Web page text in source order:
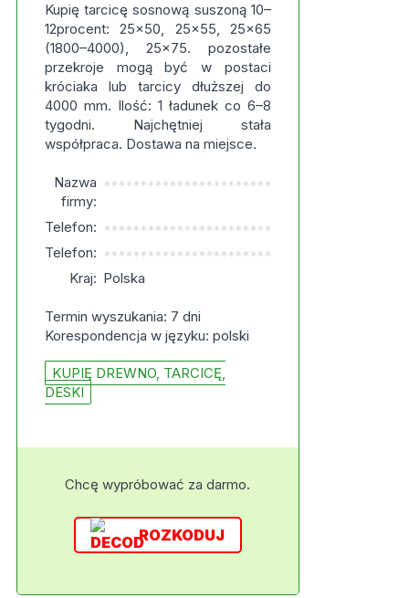
Kupię tarcicę sosnową suszoną 10–
12procent: 25×50, 25×55, 25×65
(1800–4000), 25×75. pozostałe
przekroje mogą być w postaci
króciaka lub tarcicy dłuższej do
4000 mm. Ilość: 1 ładunek co 6–8
tygodni. Najchętniej stała
współpraca. Dostawa na miejsce.
Nazwa
firmy:
***********************
Telefon: ***********************
Telefon: ***********************
Kraj: Polska
Termin wyszukania: 7 dni
Korespondencja w języku: polski
KUPIĘ DREWNO, TARCICĘ,
DESKI
Chcę wypróbować za darmo.
ROZKODUJ